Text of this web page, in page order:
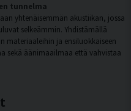
tunnelma
yhtenäisemmän akustiikan, jossa
selkeämmin. Yhdistämällä
materiaaleihin ja ensiluokkaiseen
sekä äänimaailmaa että vahvistaa